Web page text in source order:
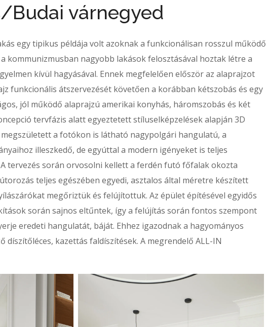
Budai várnegyed
egy tipikus példája volt azoknak a funkcionálisan rosszul működő
kommunizmusban nagyobb lakások felosztásával hoztak létre a
kívül hagyásával. Ennek megfelelően először az alaprajzot
funkcionális átszervezését követően a korábban kétszobás és egy
jól működő alaprajzú amerikai konyhás, háromszobás és két
tervfázis alatt egyeztetett stíluselképzelések alapján 3D
a fotókon is látható nagypolgári hangulatú, a
illeszkedő, de egyúttal a modern igényeket is teljes
tervezés során orvosolni kellett a ferdén futó főfalak okozta
teljes egészében egyedi, asztalos által méretre készített
megőriztük és felújítottuk. Az épület építésével egyidős
során sajnos eltűntek, így a felújítás során fontos szempont
eredeti hangulatát, báját. Ehhez igazodnak a hagyományos
díszítőléces, kazettás faldíszítések. A megrendelő ALL-IN